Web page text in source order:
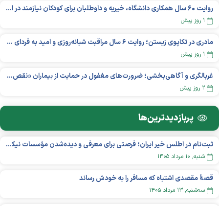
روایت ۶۰ سال همکاری دانشگاه، خیریه و داوطلبان برای کودکان نیازمند در استرالیا
۱ روز پیش
مادری در تکاپوی زیستن؛ روایت ۶ سال مراقبت شبانه‌روزی و امید به فردای «نورا»
۱ روز پیش
غربالگری و آگاهی‌بخشی؛ ضرورت‌های مغفول در حمایت از بیماران «نقص ایمنی اولیه»
۲ روز پیش
پربازدید‌ترین‌ها
ثبت‌نام در اطلس خیر ایران؛ فرصتی برای معرفی و دیده‌شدن مؤسسات نیکوکاری
شنبه, ۱۰ مرداد ۱۴۰۵
قصهٔ مقصدی اشتباه که مسافر را به خودش رساند
سه‌شنبه, ۱۳ مرداد ۱۴۰۵